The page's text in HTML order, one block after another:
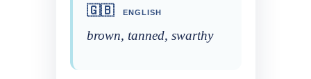
🇬🇧 ENGLISH
brown, tanned, swarthy